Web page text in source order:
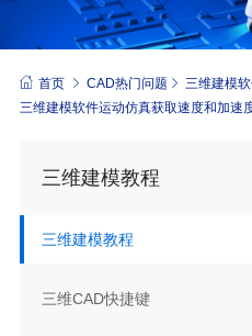
首页 CAD热门问题 三维建模
三维建模软件运动仿真获取速度和加速
三维建模教程
三维建模教程
三维CAD快捷键